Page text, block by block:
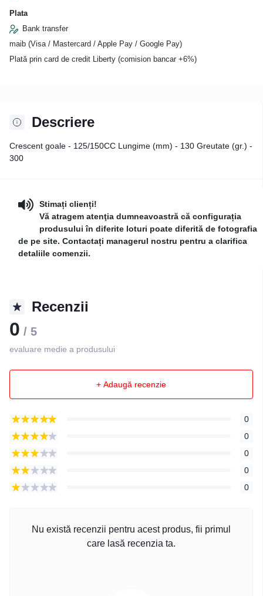
Plata
Bank transfer
maib (Visa / Mastercard / Apple Pay / Google Pay)
Plată prin card de credit Liberty (comision bancar +6%)
Descriere
Crescent goale - 125/150CC Lungime (mm) - 130 Greutate (gr.) -
300
Stimați clienți!
Vă atragem atenţia dumneavoastră că configurația
produsului în diferite loturi poate diferită de fotografia
de pe site. Contactați managerul nostru pentru a clarifica
detaliile comenzii.
Recenzii
0 / 5
evaluare medie a produsului
+ Adaugă recenzie
0
0
0
0
0
Nu există recenzii pentru acest produs, fii primul
care lasă recenzia ta.